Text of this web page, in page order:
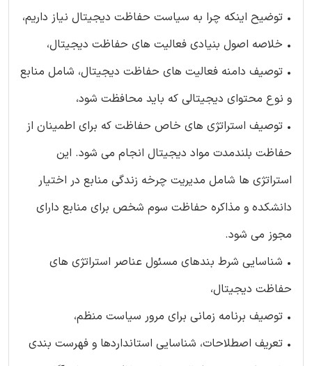
• توضیح اینکه چرا به سیاست حفاظت دیجیتال نیاز داریم،
• خلاصه اصول بنیادی فعالیت های حفاظت دیجیتال،
• توصیف دامنه فعالیت های حفاظت دیجیتال، شامل منابع
و نوع محتوای دیجیتالی که باید محافظت شود،
• توصیف استراتژی های خاص حفاظت که برای اطمینان از
حفاظت بلندمدت مواد دیجیتال انجام می شود. این
استراتژی ها شامل مدیریت چرخه زندگی منابع در اختیار
دانشکده و مذاکره حفاظت سوم شخص برای منابع دارای
مجوز می شود.
• شناسایی شرط بندهای مسئول عناصر استراتژی های
حفاظت دیجیتال،
• توصیف برنامه زمانی برای مرور سیاست منظم،
• تعریف اصطلاحات، شناسایی استانداردها و فهرست بندی